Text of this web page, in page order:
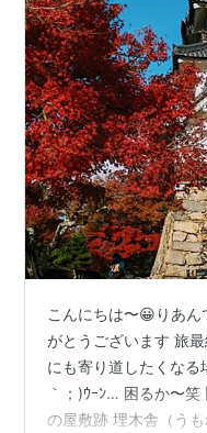
こんにちは〜😀りあ
がとうございます 旅
にも寄り道したくな
｀；)ｳｰﾝ… 困るか〜
の屋敷跡 埋木舎（う